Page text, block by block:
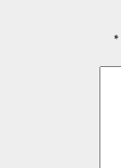
*